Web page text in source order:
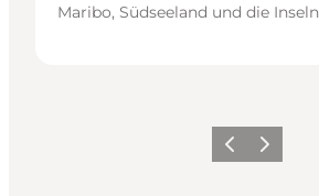
Maribo, Südseeland und die Inseln
ZurückWeiter